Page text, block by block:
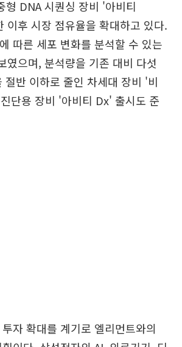
형 DNA 시퀀싱 장비 '아비티
이후 시장 점유율을 확대하고 있다.
따른 세포 변화를 분석할 수 있는
였으며, 분석량을 기존 대비 다섯
절반 이하로 줄인 차세대 장비 '비
단용 장비 '아비티 Dx' 출시도 준
자 확대를 계기로 엘리먼트와의